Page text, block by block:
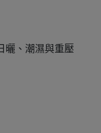
曬、潮濕與重壓